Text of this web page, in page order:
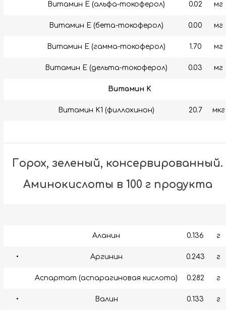
Витамин E (альфа-токоферол) 0.02 мг
Витамин E (бета-токоферол) 0.00 мг
Витамин E (гамма-токоферол) 1.70 мг
Витамин E (дельта-токоферол) 0.03 мг
Витамин K
Витамин K1 (филлохинон) 20.7 мкг
Горох, зеленый, консервированный.
Аминокислоты в 100 г продукта
Аланин 0.136 г
• Аргинин 0.243 г
Аспартат (аспарагиновая кислота) 0.282 г
• Валин 0.133 г